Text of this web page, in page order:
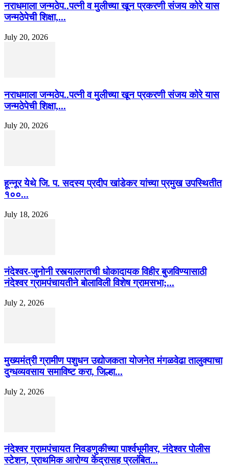
नराधमाला जन्मठेप..पत्नी व मुलीच्या खून प्रकरणी संजय कोरे यास
जन्मठेपेची शिक्षा,...
July 20, 2026
नराधमाला जन्मठेप..पत्नी व मुलीच्या खून प्रकरणी संजय कोरे यास
जन्मठेपेची शिक्षा,...
July 20, 2026
हून्नूर येथे जि. प. सदस्य प्रदीप खांडेकर यांच्या प्रमुख उपस्थितीत
१००...
July 18, 2026
नंदेश्वर-जुनोनी रस्त्यालगतची धोकादायक विहीर बुजविण्यासाठी
नंदेश्वर ग्रामपंचायतीने बोलाविली विशेष ग्रामसभा;...
July 2, 2026
मुख्यमंत्री ग्रामीण पशुधन उद्योजकता योजनेत मंगळवेढा तालुक्याचा
दुग्धव्यवसाय समाविष्ट करा, जिल्हा...
July 2, 2026
नंदेश्वर ग्रामपंचायत निवडणुकीच्या पार्श्वभूमीवर, नंदेश्वर पोलीस
स्टेशन, प्राथमिक आरोग्य केंद्रासह प्रलंबित...